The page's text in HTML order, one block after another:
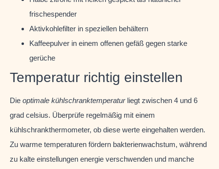
frischespender
Aktivkohlefilter in speziellen behältern
Kaffeepulver in einem offenen gefäß gegen starke
gerüche
Temperatur richtig einstellen
Die optimale kühlschranktemperaturliegt zwischen 4 und 6
grad celsius. Überprüfe regelmäßig mit einem
kühlschrankthermometer, ob diese werte eingehalten werden.
Zu warme temperaturen fördern bakterienwachstum, während
zu kalte einstellungen energie verschwenden und manche